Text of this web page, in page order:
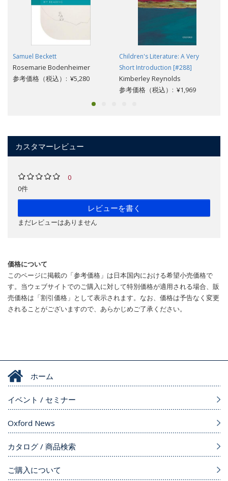
Samuel Beckett
Rosemarie Bodenheimer
参考価格（税込）: ¥5,280
Children's Literature: A Very
Short Introduction [#288]
Kimberley Reynolds
参考価格（税込）: ¥1,969
カスタマーレビュー
0
0件
レビューを書く
まだレビューはありません
価格について
このページに掲載の「参考価格」は日本国内における希望小売価格で
す。当ウェブサイトでのご購入に対して特別価格が適用される場合、販
売価格は「割引価格」として表示されます。なお、価格は予告なく変更
されることがございますので、あらかじめご了承ください。
ホーム
イベント / セミナー
Oxford News
カタログ / 商品検索
ご購入について